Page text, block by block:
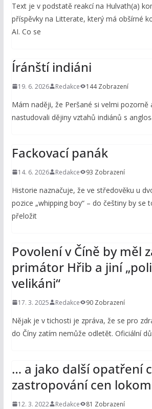
Text je v podstatě reakcí na Hulvath(a)
příspěvky na Litterate, který má obšírné
AI. Co se
Íránští indiáni
19. 6. 2026 Redakce 144 Zobrazení
Mám naději, že Peršané si velmi pozorně
nastudovali dějiny vztahů indiánů s
Fackovací panák
14. 6. 2026 Redakce 93 Zobrazení
Historie naznačuje, že ve středověku u
pozice „whipping boy“ – do češtiny by se
přeložit
Povolení v Číně by měl
primátor Hřib a jiní
velikáni“
17. 3. 2025 Redakce 90 Zobrazení
Nějak je v tichosti je zpráva, že se pro
do Číny zatím nemůže odletět. Oficiální
… a jako další opatření
zastropování cen
12. 3. 2022 Redakce 81 Zobrazení